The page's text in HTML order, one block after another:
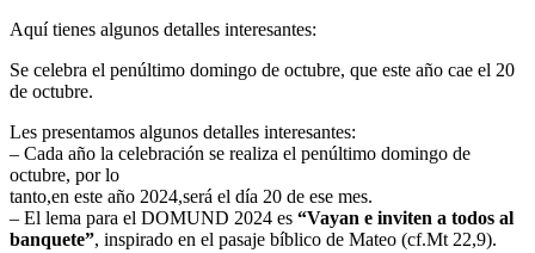
Aquí tienes algunos detalles interesantes:
Se celebra el penúltimo domingo de octubre, que este año cae el 20
de octubre.
Les presentamos algunos detalles interesantes:
– Cada año la celebración se realiza el penúltimo domingo de
octubre, por lo
tanto,en este año 2024,será el día 20 de ese mes.
– El lema para el DOMUND 2024 es “Vayan e inviten a todos al
banquete”, inspirado en el pasaje bíblico de Mateo (cf.Mt 22,9).